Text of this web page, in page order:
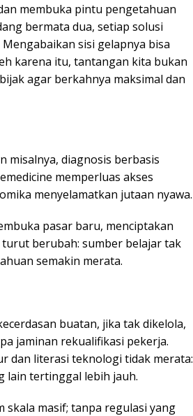
membuka pintu pengetahuan
bermata dua, setiap solusi
sisi gelapnya bisa
karena itu, tantangan kita bukan
agar berkahnya maksimal dan
misalnya, diagnosis berbasis
memperluas akses
menyelamatkan jutaan nyawa.
pasar baru, menciptakan
berubah: sumber belajar tak
semakin merata.
buatan, jika tak dikelola,
jaminan rekualifikasi pekerja.
dan literasi teknologi tidak merata:
lain tertinggal lebih jauh.
skala masif; tanpa regulasi yang